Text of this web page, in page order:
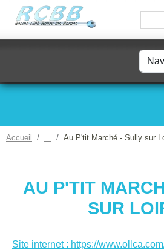
Accueil Au P'tit Marché - Sully sur
AU P'TIT
SUR
Site internet : https://
Panneau de gestion des cookies